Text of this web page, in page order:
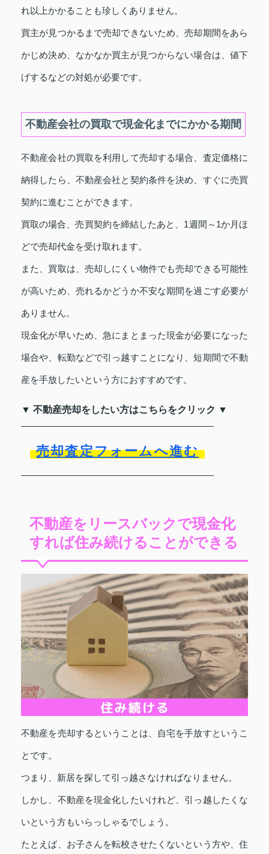
れ以上かかることも珍しくありません。
買主が見つかるまで売却できないため、売却期間をあら
かじめ決め、なかなか買主が見つからない場合は、値下
げするなどの対処が必要です。
不動産会社の買取で現金化までにかかる期間
不動産会社の買取を利用して売却する場合、査定価格に
納得したら、不動産会社と契約条件を決め、すぐに売買
契約に進むことができます。
買取の場合、売買契約を締結したあと、1週間～1か月ほ
どで売却代金を受け取れます。
また、買取は、売却しにくい物件でも売却できる可能性
が高いため、売れるかどうか不安な期間を過ごす必要が
ありません。
現金化が早いため、急にまとまった現金が必要になった
場合や、転勤などで引っ越すことになり、短期間で不動
産を手放したいという方におすすめです。
▼ 不動産売却をしたい方はこちらをクリック ▼
売却査定フォームへ進む
不動産をリースバックで現金化
すれば住み続けることができる
不動産を売却するということは、自宅を手放すというこ
とです。
つまり、新居を探して引っ越さなければなりません。
しかし、不動産を現金化したいけれど、引っ越したくな
いという方もいらっしゃるでしょう。
たとえば、お子さんを転校させたくないという方や、住